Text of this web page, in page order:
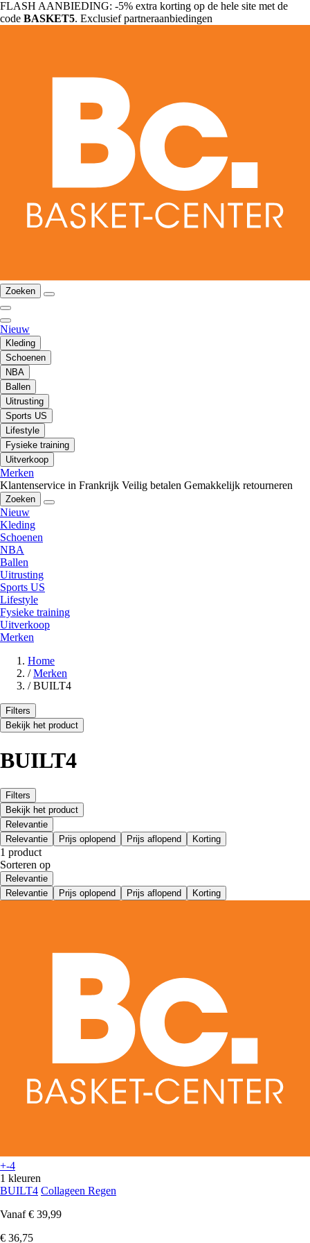
FLASH AANBIEDING: -5% extra korting op de hele site met de
code BASKET5. Exclusief partneraanbiedingen
Zoeken
Nieuw
Kleding
Schoenen
NBA
Ballen
Uitrusting
Sports US
Lifestyle
Fysieke training
Uitverkoop
Merken
Klantenservice in Frankrijk Veilig betalen Gemakkelijk retourneren
Zoeken
Nieuw
Kleding
Schoenen
NBA
Ballen
Uitrusting
Sports US
Lifestyle
Fysieke training
Uitverkoop
Merken
Home
/ Merken
/ BUILT4
Filters
Bekijk het product
BUILT4
Filters
Bekijk het product
Relevantie
Relevantie
Prijs oplopend Prijs aflopend Korting
1 product
Sorteren op
Relevantie
Relevantie
Prijs oplopend Prijs aflopend Korting
+-4
1 kleuren
BUILT4 Collageen Regen
Vanaf € 39,99
€ 36,75